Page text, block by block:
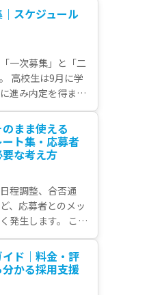
採用で抑えておき
ています。
スケジュール
一次募集」と「二
進み内定を得ま
集」。 そして一
定採用人数に足ら
か、または追加で
募集」です。 今
まま使える
ト集・応募者
な考え方
程調整、合否通
、応募者とのメッ
発生します。 これ
の企業に対する印
くのは禁物。 すぐ
用意しておくこと
逃さず、質の高い
ド｜料金・評
かる採用支援